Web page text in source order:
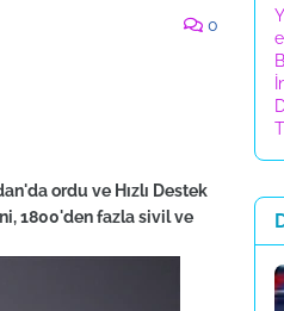
0
ordu ve Hızlı Destek
1800'den fazla sivil ve